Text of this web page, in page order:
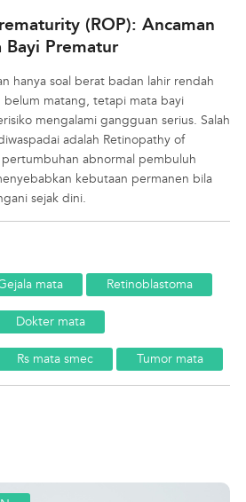
(ROP): Ancaman
Bayi Prematur
hanya soal berat badan lahir rendah
matang, tetapi mata bayi
mengalami gangguan serius. Salah
adalah Retinopathy of
pertumbuhan abnormal pembuluh
kebutaan permanen bila
sejak dini.
mata Retinoblastoma
Dokter mata
Rs mata smec Tumor mata